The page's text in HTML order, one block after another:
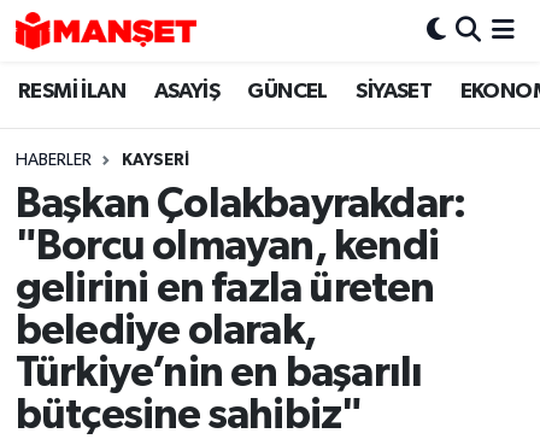
RESMİ İLAN ASAYİŞ GÜNCEL SİYASET
HABERLER KAYSERI
Başkan Çolakbayrakdar:
"Borcu olmayan, kendi
gelirini en fazla üreten
belediye olarak,
Türkiye’nin en başarılı
bütçesine sahibiz"
Hava Durumu
Trafik Durumu
Süper Lig Puan Durumu ve Fikstür
Tüm Manşetler
Son Dakika Haberleri
Haber Arşivi